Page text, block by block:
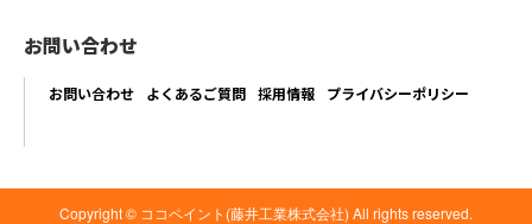
お問い合わせ
お問い合わせ よくあるご質問 採用情報 プライバシーポリシー
Copyright © ココペイント(藤井工業株式会社) All rights reserved.